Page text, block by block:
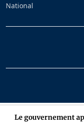
Le gouvernement
National